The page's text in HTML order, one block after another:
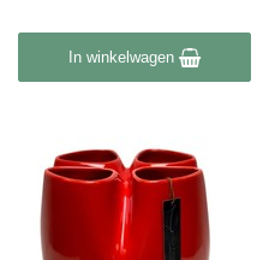
In winkelwagen